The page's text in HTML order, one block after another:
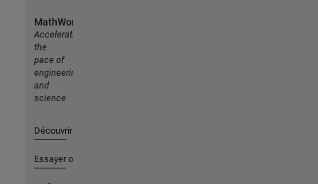
MathWorks
Accelerating
the
pace of
engineering
and
science
Découvrir les produits
Essayer ou acheter